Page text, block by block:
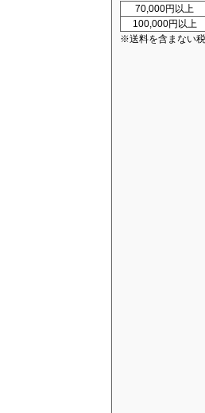
70,000円以上
100,000円以上
※送料を含まない